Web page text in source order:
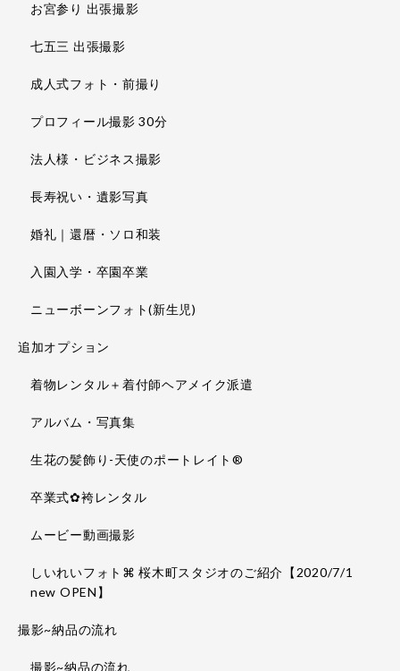
お宮参り 出張撮影
七五三 出張撮影
成人式フォト・前撮り
プロフィール撮影 30分
法人様・ビジネス撮影
長寿祝い・遺影写真
婚礼｜還暦・ソロ和装
入園入学・卒園卒業
ニューボーンフォト(新生児)
追加オプション
着物レンタル＋着付師ヘアメイク派遣
アルバム・写真集
生花の髪飾り-天使のポートレイト®
卒業式✿袴レンタル
ムービー動画撮影
しいれいフォト⌘ 桜木町スタジオのご紹介【2020/7/1
new OPEN】
撮影~納品の流れ
撮影~納品の流れ